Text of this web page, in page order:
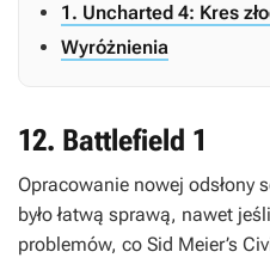
1. Uncharted 4: Kres
Wyróżnienia
12. Battlefield 1
Opracowanie nowej odsłony
było łatwą sprawą, nawet
problemów, co Sid Meier’s